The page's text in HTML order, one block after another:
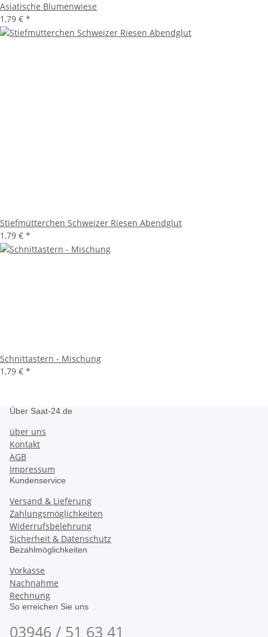
Asiatische Blumenwiese
1,79 € *
Stiefmütterchen Schweizer Riesen Abendglut
1,79 € *
Schnittastern - Mischung
1,79 € *
Über Saat-24.de
über uns
Kontakt
AGB
Impressum
Kundenservice
Versand & Lieferung
Zahlungsmöglichkeiten
Widerrufsbelehrung
Sicherheit & Datenschutz
Bezahlmöglichkeiten
Vorkasse
Nachnahme
Rechnung
So erreichen Sie uns
03946 / 51 63 41